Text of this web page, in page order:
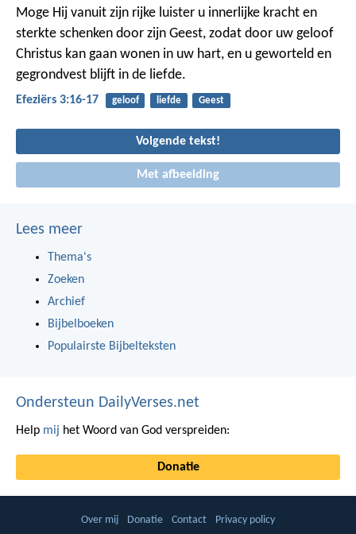
Moge Hij vanuit zijn rijke luister u innerlijke kracht en
sterkte schenken door zijn Geest, zodat door uw geloof
Christus kan gaan wonen in uw hart, en u geworteld en
gegrondvest blijft in de liefde.
Efeziërs 3:16-17 geloof liefde Geest
Volgende tekst!
Met afbeelding
Lees meer
Thema's
Zoeken
Archief
Bijbelboeken
Populairste Bijbelteksten
Ondersteun DailyVerses.net
Help mij het Woord van God verspreiden:
Donatie
Over mij Donatie Contact Privacy policy